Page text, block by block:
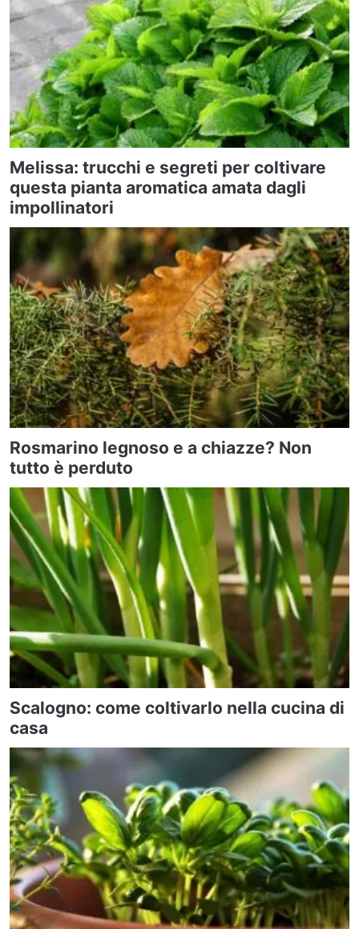
Melissa: trucchi e segreti per coltivare
questa pianta aromatica amata dagli
impollinatori
Rosmarino legnoso e a chiazze? Non
tutto è perduto
Scalogno: come coltivarlo nella cucina di
casa